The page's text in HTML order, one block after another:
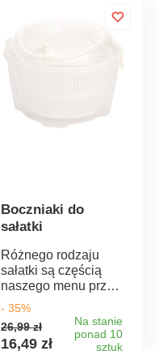
Boczniaki do
sałatki
Różnego rodzaju
sałatki są częścią
naszego menu przez
cały rok. Aby
zachować ich świeży
wygląd, ale przede
wszystkim doskonały
- 35%
26,99 zł
16,49 zł
Na stanie
ponad 10
sztuk